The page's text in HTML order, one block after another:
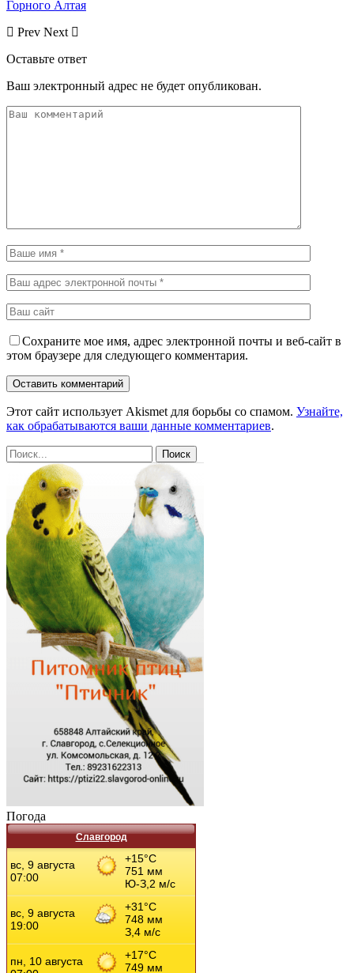
Горного Алтая
Prev Next
Оставьте ответ
Ваш электронный адрес не будет опубликован.
Сохраните мое имя, адрес электронной почты и веб-сайт в
этом браузере для следующего комментария.
Этот сайт использует Akismet для борьбы со спамом. Узнайте,
как обрабатываются ваши данные комментариев.
Погода
Славгород